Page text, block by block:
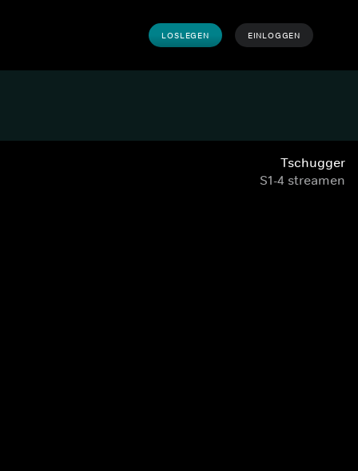
LOSLEGEN EINLOGGEN
Tschugger
S1-4 streamen